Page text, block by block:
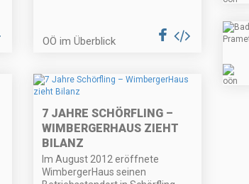
OÖ im Überblick
7 JAHRE SCHÖRFLING –
WIMBERGERHAUS ZIEHT
BILANZ
Im August 2012 eröffnete
WimbergerHaus seinen